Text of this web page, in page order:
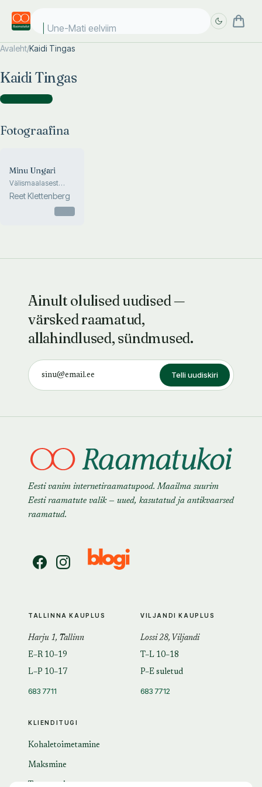
Une-Mati eelviima
Avaleht/Kaidi Tingas
Kaidi Tingas
Fotograafina )
Fotograafina
Minu Ungari
Välismaalasest
pärismaalaseks
Reet Klettenberg
Ainult olulised uudised —
värsked raamatud,
allahindlused, sündmused.
Telli uudiskiri
Eesti vanim internetiraamatupood. Maailma suurim
Eesti raamatute valik — uued, kasutatud ja antikvaarsed
raamatud.
KLIENDITUGI
Kohaletoimetamine
Maksmine
TALLINNA KAUPLUS
Harju 1, Tallinn
E–R 10–19
L–P 10–17
683 7711
VILJANDI KAUPLUS
Lossi 28, Viljandi
T–L 10–18
P–E suletud
683 7712